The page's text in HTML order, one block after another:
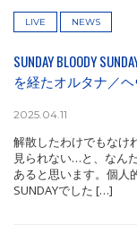
LIVE NEWS
SUNDAY BLOODY
を経たオルタナ／
2025.04.11
解散したわけでもなけ
見られない…と、なん
あると思います。個人
SUNDAYでした […]